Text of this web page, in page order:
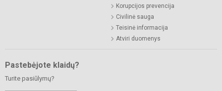
Korupcijos prevencija
Civilinė sauga
Teisinė informacija
Atviri duomenys
Pastebėjote klaidų?
Turite pasiūlymų?